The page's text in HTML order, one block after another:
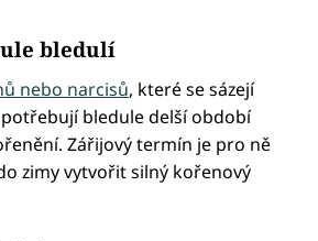
bledulí
nebo narcisů, které se sázejí
bledule delší období
Zářijový termín je pro ně
zimy vytvořit silný kořenový